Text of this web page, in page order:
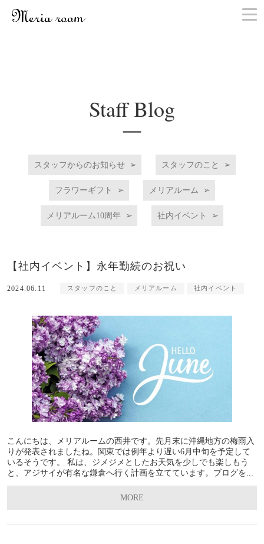
お問い合わせ
Staff Blog
スタッフからのお知らせ スタッフのこと
フラワーギフト メリアルーム
メリアルーム10周年 社内イベント
【社内イベント】永年勤続のお祝い
2024.06.11 スタッフのこと メリアルーム 社内イベント
こんにちは、メリアルームの西井です。先月末に沖縄地方の梅雨入
りが発表されましたね。関東では例年より遅い6月中旬を予定して
いるそうです。 私は、ジメジメとしたお天気を少しでも楽しもう
と、アジサイが有名な鎌倉へ行く計画を立てています。ブログを...
MORE